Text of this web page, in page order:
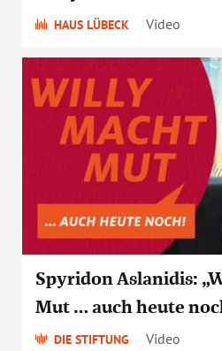
HAUS LÜBECK Video
Spyridon Aslanidis:
Mut … auch heute
DIE STIFTUNG Video